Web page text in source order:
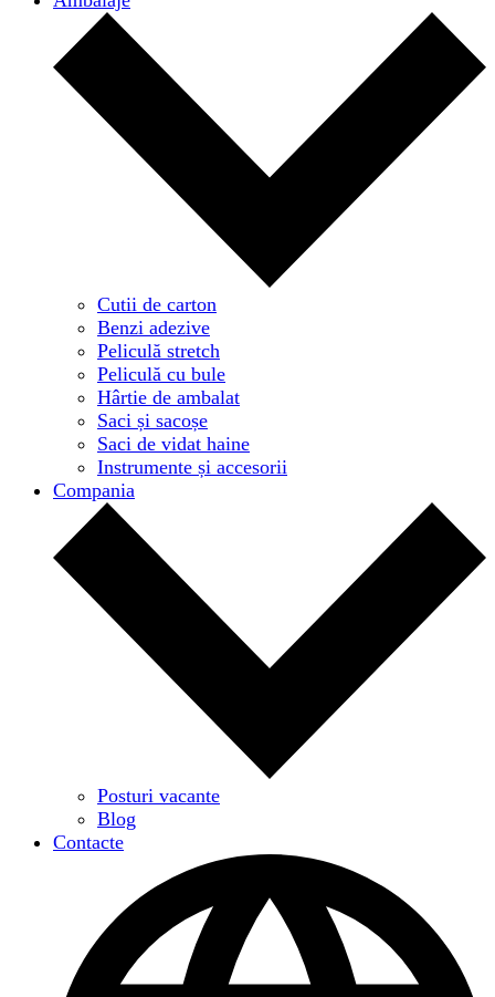
Cutii de carton
Benzi adezive
Peliculă stretch
Peliculă cu bule
Hârtie de ambalat
Saci și sacoșe
Saci de vidat haine
Instrumente și accesorii
Compania
Posturi vacante
Blog
Contacte